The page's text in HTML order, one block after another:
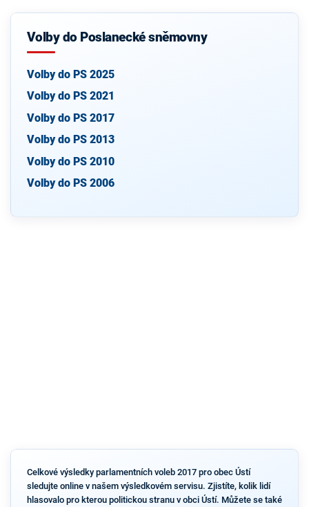
Volby do Poslanecké sněmovny
Volby do PS 2025
Volby do PS 2021
Volby do PS 2017
Volby do PS 2013
Volby do PS 2010
Volby do PS 2006
Celkové výsledky parlamentních voleb 2017 pro obec Ústí
sledujte online v našem výsledkovém servisu. Zjistíte, kolik lidí
hlasovalo pro kterou politickou stranu v obci Ústí. Můžete se také